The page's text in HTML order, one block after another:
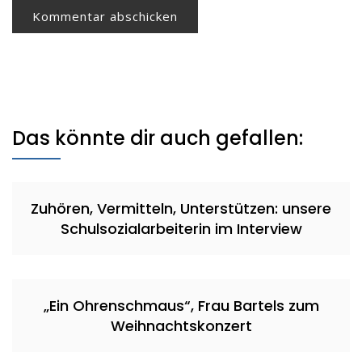
Das könnte dir auch gefallen:
Zuhören, Vermitteln, Unterstützen: unsere
Schulsozialarbeiterin im Interview
„Ein Ohrenschmaus“, Frau Bartels zum
Weihnachtskonzert